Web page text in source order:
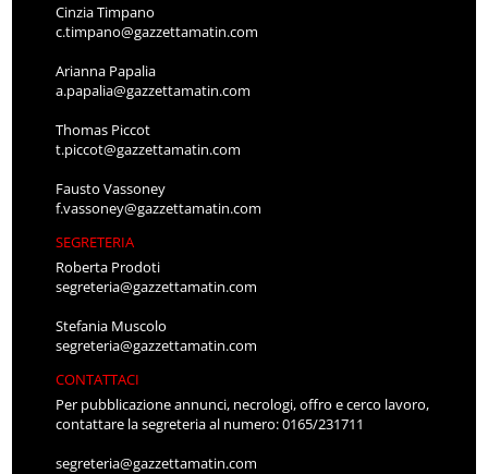
Cinzia Timpano
c.timpano@gazzettamatin.com
Arianna Papalia
a.papalia@gazzettamatin.com
Thomas Piccot
t.piccot@gazzettamatin.com
Fausto Vassoney
f.vassoney@gazzettamatin.com
SEGRETERIA
Roberta Prodoti
segreteria@gazzettamatin.com
Stefania Muscolo
segreteria@gazzettamatin.com
CONTATTACI
Per pubblicazione annunci, necrologi, offro e cerco lavoro,
contattare la segreteria al numero: 0165/231711
segreteria@gazzettamatin.com